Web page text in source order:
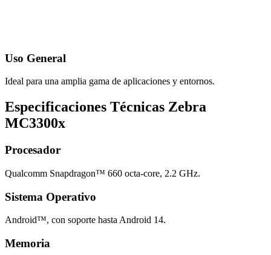
Uso General
Ideal para una amplia gama de aplicaciones y entornos.
Especificaciones Técnicas Zebra
MC3300x
Procesador
Qualcomm Snapdragon™ 660 octa-core, 2.2 GHz.
Sistema Operativo
Android™, con soporte hasta Android 14.
Memoria